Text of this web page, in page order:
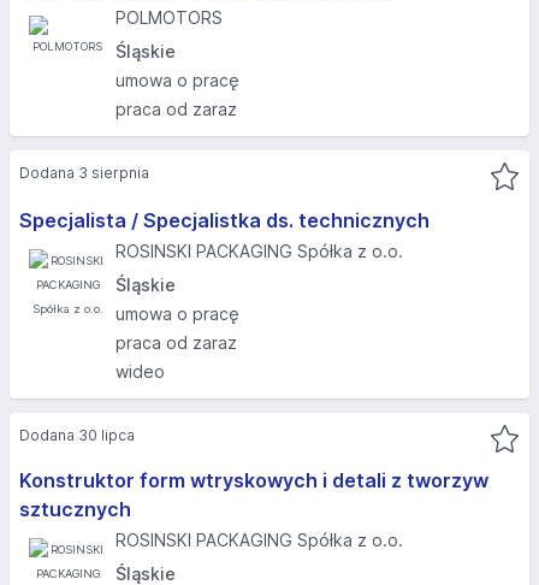
POLMOTORS
Śląskie
umowa o pracę
praca od zaraz
Specjalista / Specjalistka ds. technicznych
ROSINSKI PACKAGING Spółka z o.o.
Śląskie
umowa o pracę
praca od zaraz
wideo
Dodana 3 sierpnia
Konstruktor form wtryskowych i detali z tworzyw
sztucznych
ROSINSKI PACKAGING Spółka z o.o.
Śląskie
Dodana 30 lipca